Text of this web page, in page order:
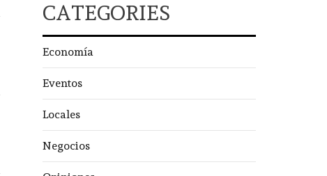
CATEGORIES
Economía
Eventos
Locales
Negocios